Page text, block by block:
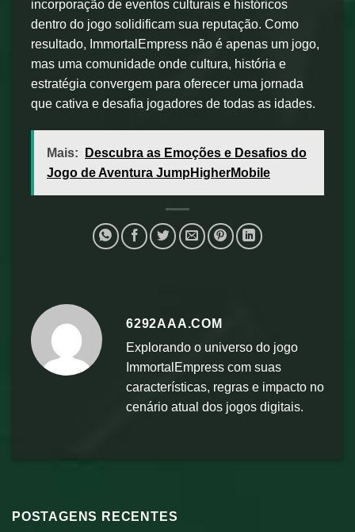
incorporação de eventos culturais e históricos
dentro do jogo solidificam sua reputação. Como
resultado, ImmortalEmpress não é apenas um jogo,
mas uma comunidade onde cultura, história e
estratégia convergem para oferecer uma jornada
que cativa e desafia jogadores de todas as idades.
Mais:
Descubra as Emoções e Desafios do
Jogo de Aventura JumpHigherMobile
6292AAA.COM
Explorando o universo do jogo
ImmortalEmpress com suas
características, regras e impacto no
cenário atual dos jogos digitais.
POSTAGENS RECENTES